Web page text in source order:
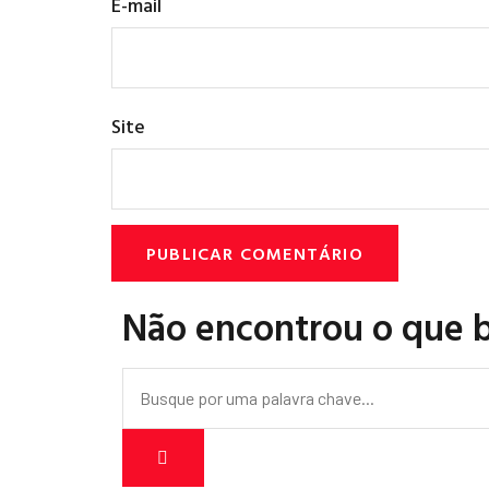
Site
Não encontrou o que